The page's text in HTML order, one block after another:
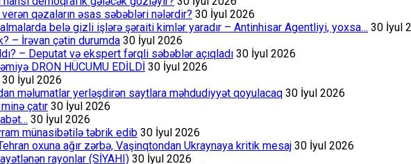
qəzaların əsas səbəbləri nələrdir? 30 İyul 2026
belə gizli işlərə şəraiti kimlər yaradır – Antinhisar Agentliyi, yoxsa… 30 İyul
– İrəvan çətin durumda 30 İyul 2026
– Deputat və ekspert fərqli səbəblər açıqladı 30 İyul 2026
DRON HÜCUMU EDİLDİ 30 İyul 2026
30 İyul 2026
məlumatlar yerləşdirən saytlara məhdudiyyət qoyulacaq 30 İyul 2026
çatır 30 İyul 2026
30 İyul 2026
münasibətilə təbrik edib 30 İyul 2026
oxuna ağır zərbə, Vaşinqtondan Ukraynaya kritik mesaj 30 İyul 2026
rayonlar (SİYAHI) 30 İyul 2026